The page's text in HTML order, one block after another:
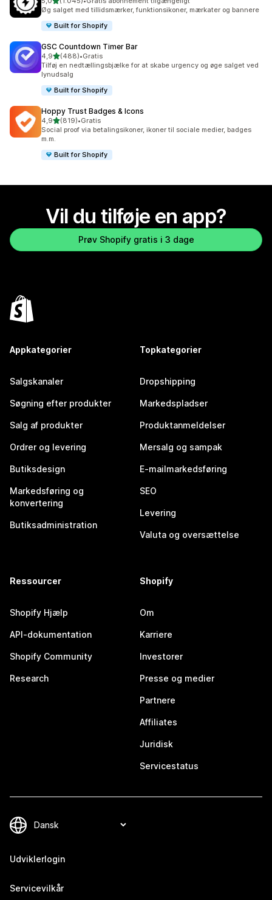
1045 anmeldelser i alt
Øg salget med tillidsmærker, funktionsikoner, mærkater og bannere
Built for Shopify
GSC Countdown Timer Bar
4,9ud af 5 stjerner
(488)
488 anmeldelser i alt
•Gratis
Tilføj en nedtællingsbjælke for at skabe urgency og øge salget ved
lynudsalg
Built for Shopify
Hoppy Trust Badges & Icons
4,9ud af 5 stjerner
(819)
819 anmeldelser i alt
•Gratis
Social proof via betalingsikoner, ikoner til sociale medier, badges
m.m.
Built for Shopify
Vil du tilføje en app?
Prøv Shopify gratis i 3 dage
Appkategorier
Salgskanaler
Søgning efter produkter
Salg af produkter
Ordrer og levering
Butiksdesign
Markedsføring og
konvertering
Butiksadministration
Topkategorier
Dropshipping
Markedspladser
Produktanmeldelser
Mersalg og sampak
E-mailmarkedsføring
SEO
Levering
Valuta og oversættelse
Ressourcer
Shopify Hjælp
API-dokumentation
Shopify Community
Research
Shopify
Om
Karriere
Investorer
Presse og medier
Partnere
Affiliates
Juridisk
Servicestatus
Udviklerlogin
Servicevilkår